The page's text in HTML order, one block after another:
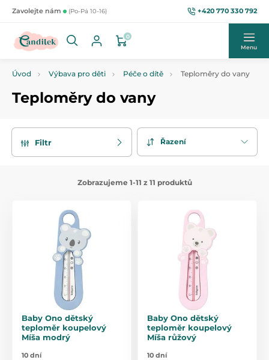
Zavolejte nám (Po-Pá 10-16) +420 770 330 792
0
Menu
Úvod Výbava pro děti Péče o dítě Teploměry do vany
Teploměry do vany
Filtr Řazení
Zobrazujeme 1-11 z 11 produktů
Baby Ono dětský
teploměr koupelový
Míša modrý
10 dní
Baby Ono dětský
teploměr koupelový
Míša růžový
10 dní